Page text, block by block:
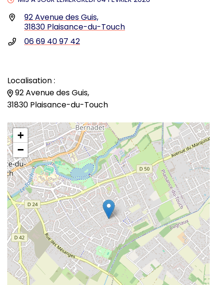
Infos utiles
92 Avenue des Guis,
31830 Plaisance-du-Touch
06 69 40 97 42
Localisation :
92 Avenue des Guis,
31830 Plaisance-du-Touch
+
−